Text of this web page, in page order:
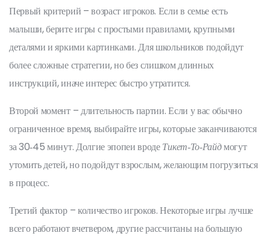
Первый критерий – возраст игроков. Если в семье есть
малыши, берите игры с простыми правилами, крупными
деталями и яркими картинками. Для школьников подойдут
более сложные стратегии, но без слишком длинных
инструкций, иначе интерес быстро утратится.
Второй момент – длительность партии. Если у вас обычно
ограниченное время, выбирайте игры, которые заканчиваются
за 30‑45 минут. Долгие эпопеи вродеТикет‑То‑Райдмогут
утомить детей, но подойдут взрослым, желающим погрузиться
в процесс.
Третий фактор – количество игроков. Некоторые игры лучше
всего работают вчетвером, другие рассчитаны на большую